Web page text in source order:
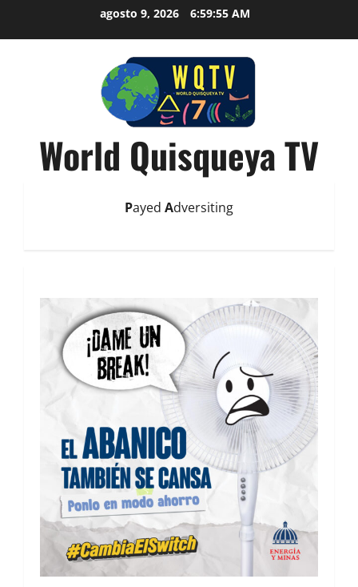
agosto 9, 2026 6:59:57 AM
World Quisqueya TV
Payed Adversiting